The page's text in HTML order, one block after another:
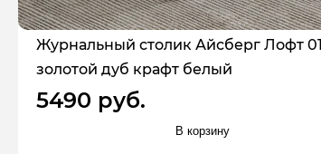
Журнальный столик Айсберг Лофт 01
золотой дуб крафт белый
5490 руб.
В корзину